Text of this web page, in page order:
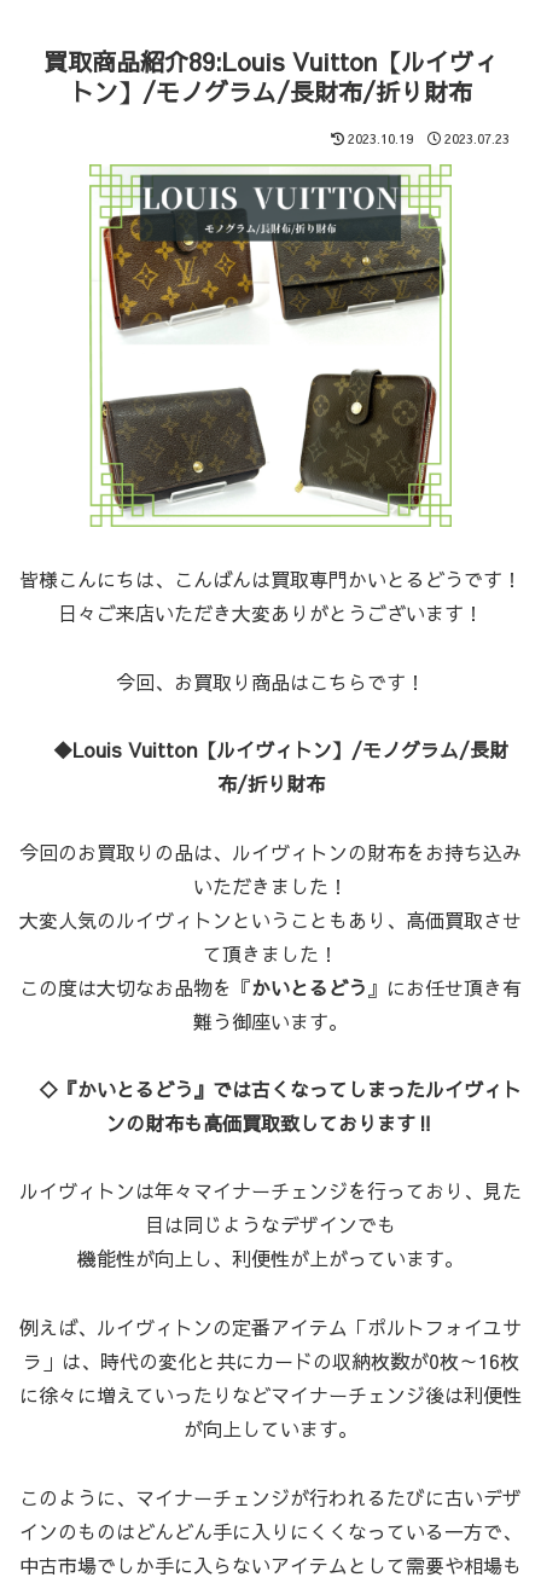
買取商品紹介89:Louis Vuitton【ルイヴィ
トン】/モノグラム/長財布/折り財布
2023.10.19 2023.07.23
皆様こんにちは、こんばんは買取専門かいとるどうです！
日々ご来店いただき大変ありがとうございます！
今回、お買取り商品はこちらです！
◆Louis Vuitton【ルイヴィトン】/モノグラム/長財
布/折り財布
今回のお買取りの品は、ルイヴィトンの財布をお持ち込み
いただきました！
大変人気のルイヴィトンということもあり、高価買取させ
て頂きました！
この度は大切なお品物を『かいとるどう 』にお任せ頂き有
難う御座います。
◇『かいとるどう』では古くなってしまったルイヴィト
ンの財布も高価買取致しております‼
ルイヴィトンは年々マイナーチェンジを行っており、見た
目は同じようなデザインでも
機能性が向上し、利便性が上がっています。
例えば、ルイヴィトンの定番アイテム「ポルトフォイユサ
ラ」は、時代の変化と共にカードの収納枚数が0枚～16枚
に徐々に増えていったりなどマイナーチェンジ後は利便性
が向上しています。
このように、マイナーチェンジが行われるたびに古いデザ
インのものはどんどん手に入りにくくなっている一方で、
中古市場でしか手に入らないアイテムとして需要や相場も